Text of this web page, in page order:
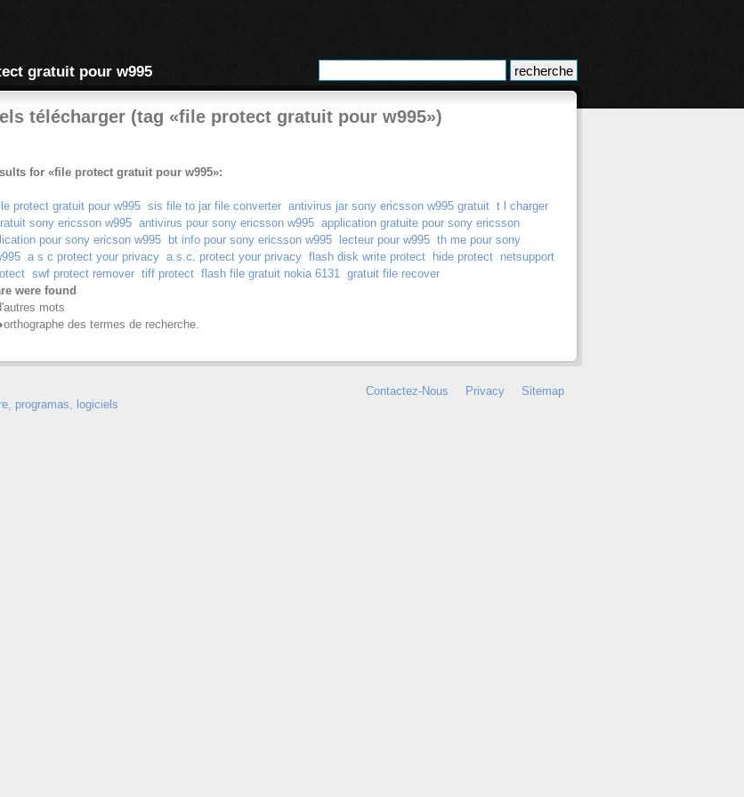
gratuit pour w995
télécharger (tag «file protect gratuit pour w995»)
for «file protect gratuit pour w995»:
protect gratuit pour w995 sis file to jar file converter antivirus jar sony ericsson w995 gratuit t l charger
sony ericsson w995 antivirus pour sony ericsson w995 application gratuite pour sony ericsson
pour sony ericson w995 bt info pour sony ericsson w995 lecteur pour w995 th me pour sony
a s c protect your privacy a.s.c. protect your privacy flash disk write protect hide protect
netsupport
swf protect remover tiff protect flash file gratuit nokia 6131 gratuit file recover
were found
mots
des termes de recherche.
Contactez-Nous Privacy Sitemap
, programas, logiciels